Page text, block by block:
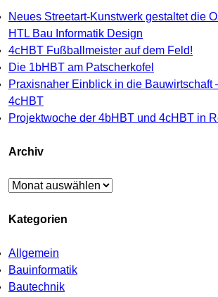
Neues Streetart-Kunstwerk gestaltet die
HTL Bau Informatik Design
4cHBT Fußballmeister auf dem Feld!
Die 1bHBT am Patscherkofel
Praxisnaher Einblick in die Bauwirtschaft
4cHBT
Projektwoche der 4bHBT und 4cHBT in
Archiv
Archiv
Kategorien
Allgemein
Bauinformatik
Bautechnik